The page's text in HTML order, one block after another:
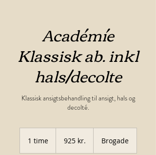
Académíe
Klassisk ab. inkl
hals/decolte
Klassisk ansigtsbehandling til ansigt, hals og
decolté.
1 time1
kroner925 kr. Brogade